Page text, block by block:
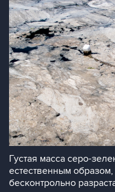
Густая масса серо-
естественным
бесконтрольно